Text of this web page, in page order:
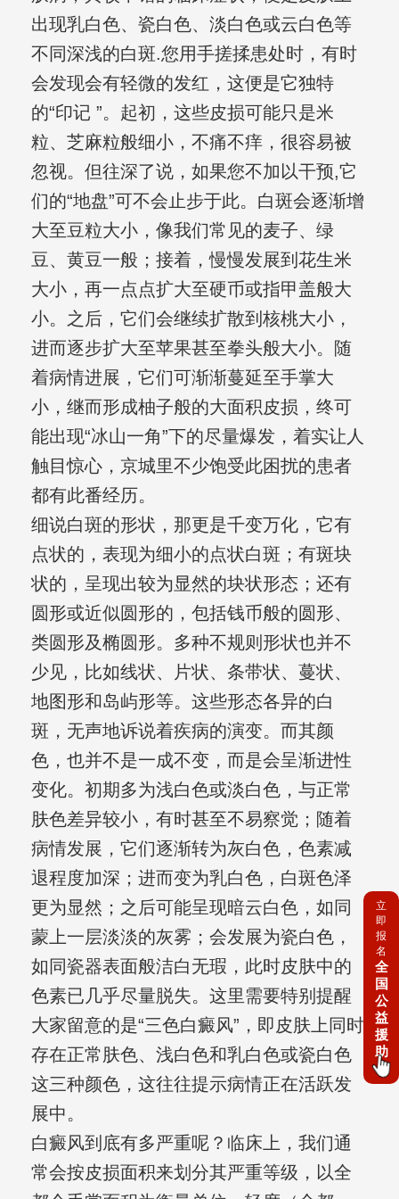
出现乳白色、瓷白色、淡白色或云白色等
不同深浅的白斑.您用手搓揉患处时，有时
会发现会有轻微的发红，这便是它独特
的“印记 ”。起初，这些皮损可能只是米
粒、芝麻粒般细小，不痛不痒，很容易被
忽视。但往深了说，如果您不加以干预,它
们的“地盘”可不会止步于此。白斑会逐渐增
大至豆粒大小，像我们常见的麦子、绿
豆、黄豆一般；接着，慢慢发展到花生米
大小，再一点点扩大至硬币或指甲盖般大
小。之后，它们会继续扩散到核桃大小，
进而逐步扩大至苹果甚至拳头般大小。随
着病情进展，它们可渐渐蔓延至手掌大
小，继而形成柚子般的大面积皮损，终可
能出现“冰山一角”下的尽量爆发，着实让人
触目惊心，京城里不少饱受此困扰的患者
都有此番经历。
细说白斑的形状，那更是千变万化，它有
点状的，表现为细小的点状白斑；有斑块
状的，呈现出较为显然的块状形态；还有
圆形或近似圆形的，包括钱币般的圆形、
类圆形及椭圆形。多种不规则形状也并不
少见，比如线状、片状、条带状、蔓状、
地图形和岛屿形等。这些形态各异的白
斑，无声地诉说着疾病的演变。而其颜
色，也并不是一成不变，而是会呈渐进性
变化。初期多为浅白色或淡白色，与正常
肤色差异较小，有时甚至不易察觉；随着
病情发展，它们逐渐转为灰白色，色素减
退程度加深；进而变为乳白色，白斑色泽
更为显然；之后可能呈现暗云白色，如同
蒙上一层淡淡的灰雾；会发展为瓷白色，
如同瓷器表面般洁白无瑕，此时皮肤中的
色素已几乎尽量脱失。这里需要特别提醒
大家留意的是“三色白癜风”，即皮肤上同时
存在正常肤色、浅白色和乳白色或瓷白色
这三种颜色，这往往提示病情正在活跃发
展中。
白癜风到底有多严重呢？临床上，我们通
常会按皮损面积来划分其严重等级，以全
立
即
报
名
全
国
公
益
援
助